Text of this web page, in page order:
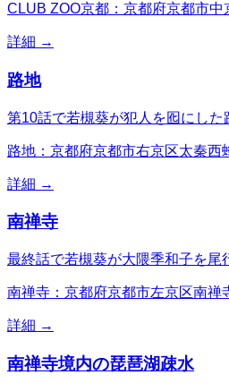
CLUB ZOO京都：京都府京都市中
詳細 →
路地
第10話で若槻葵が犯人を囮にした
路地：京都府京都市右京区太秦西
詳細 →
南禅寺
最終話で若槻葵が大隈季和子を尾
南禅寺：京都府京都市左京区南禅
詳細 →
南禅寺境内の琵琶湖疎水